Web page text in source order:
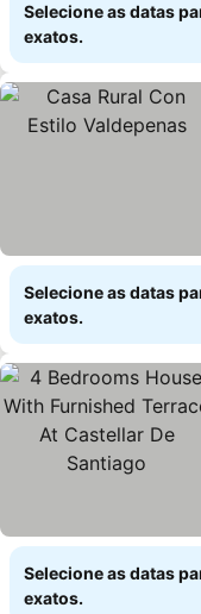
Selecione as datas
exatos.
Selecione as datas
exatos.
Selecione as datas
exatos.